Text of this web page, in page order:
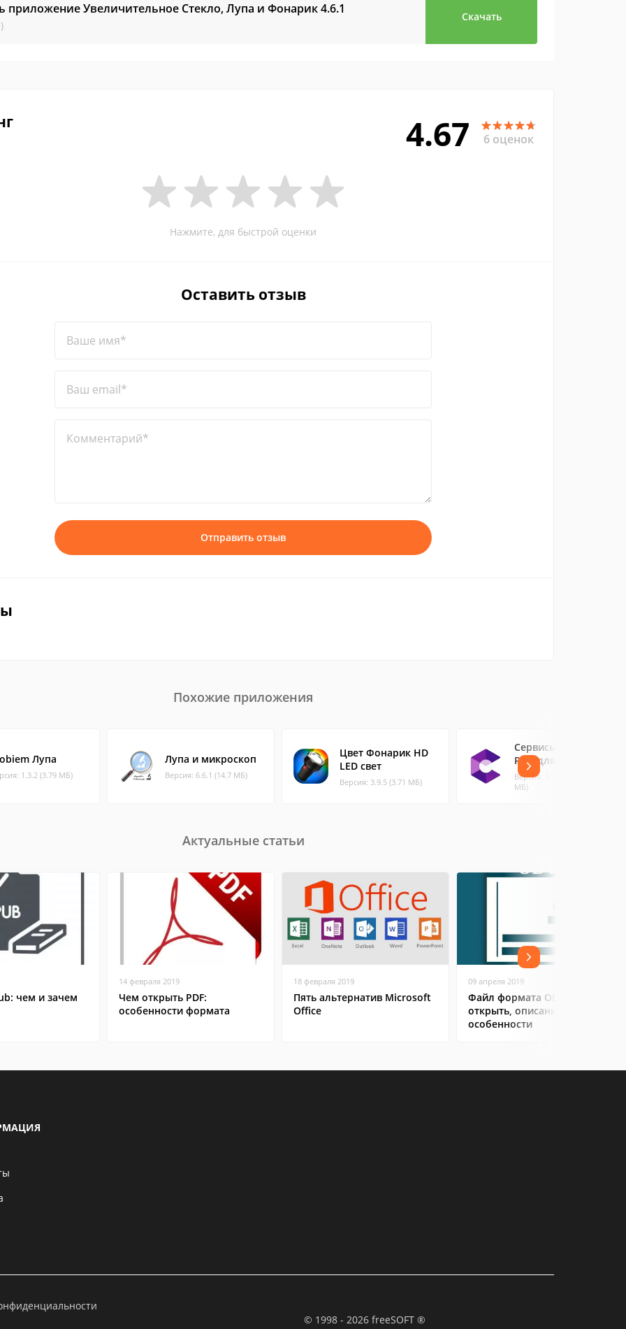
приложение Увеличительное Стекло, Лупа и Фонарик4.6.1
Скачать
4.67 6 оценок
Нажмите, для быстрой оценки
Оставить отзыв
Ваше имя*
Ваш email*
Комментарий*
Отправить отзыв
Похожие приложения
Лупа
1.3.2 (3.79 МБ)
Лупа и микроскоп
Версия: 6.6.1 (14.7 МБ)
Цвет Фонарик HD
LED свет
Версия: 3.9.5 (3.71 МБ)
Сервисы Google
Play для AR
Версия: 1.55.261 (48.28
МБ)
Актуальные статьи
чем и зачем
14 февраля 2019
Чем открыть PDF:
особенности формата
18 февраля 2019
Пять альтернатив Microsoft
Office
09 апреля 2019
Файл формата ODT: чем
открыть, описание,
особенности
© 1998 - 2026 freeSOFT ®